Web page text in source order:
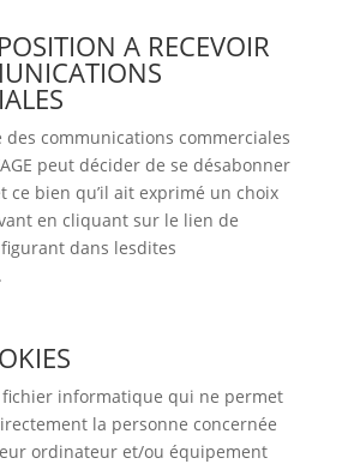
A RECEVOIR
communications commerciales
peut décider de se désabonner
ce bien qu’il ait exprimé un choix
en cliquant sur le lien de
dans lesdites
fichier informatique qui ne permet
la personne concernée
ordinateur et/ou équipement